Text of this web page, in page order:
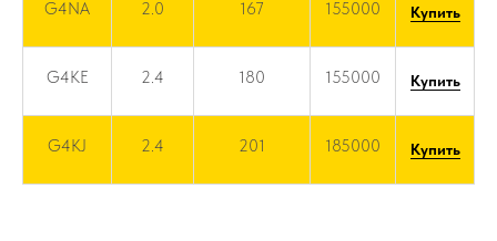
G4NA 2.0 167 155000 Купить
G4KE 2.4 180 155000 Купить
G4KJ 2.4 201 185000 Купить